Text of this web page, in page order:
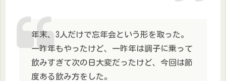
年末、3人だけで忘年会という形を取った。
一昨年もやったけど、一昨年は調子に乗って
飲みすぎて次の日大変だったけど、今回は節
度ある飲み方をした。